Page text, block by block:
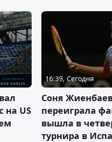
на US
16:39, Сегодня
Соня
переиграла
вышла в
турнира в